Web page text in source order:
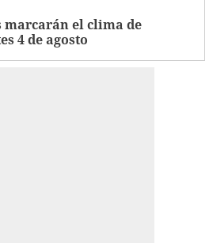
el clima de
4 de agosto